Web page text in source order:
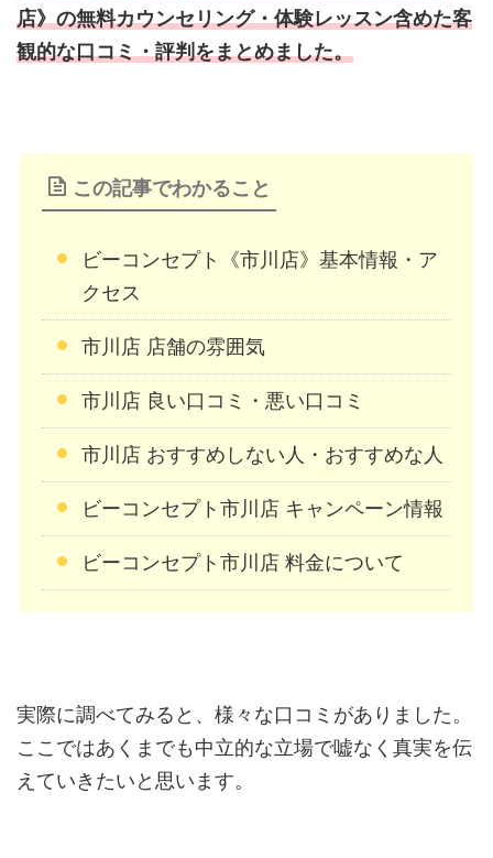
店》の無料カウンセリング・体験レッスン含めた客
観的な口コミ・評判をまとめました。
この記事でわかること
ビーコンセプト《市川店》基本情報・ア
クセス
市川店 店舗の雰囲気
市川店 良い口コミ・悪い口コミ
市川店 おすすめしない人・おすすめな人
ビーコンセプト市川店 キャンペーン情報
ビーコンセプト市川店 料金について
実際に調べてみると、様々な口コミがありました。
ここではあくまでも中立的な立場で嘘なく真実を伝
えていきたいと思います。